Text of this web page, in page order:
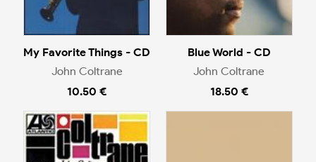
My Favorite Things - CD
John Coltrane
10.50 €
Blue World - CD
John Coltrane
18.50 €